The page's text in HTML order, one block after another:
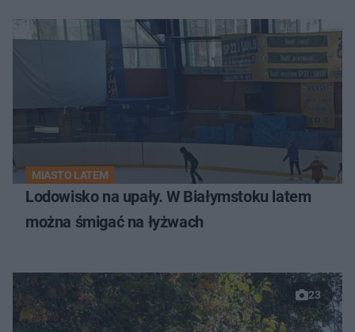
MIASTO LATEM
Lodowisko na upały. W Białymstoku latem
można śmigać na łyżwach
23